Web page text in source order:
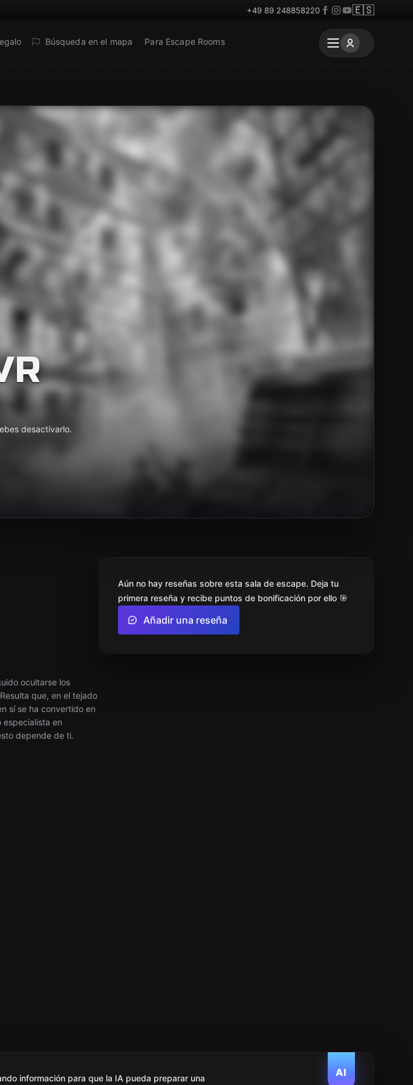
+49 89 248858220 🇪🇸
Búsqueda en el mapa Para Escape Rooms
desactivarlo.
ocultarse los
que, en el tejado
sí se ha convertido en
en
depende de ti.
Aún no hay reseñas sobre esta sala de escape. Deja tu
primera reseña y recibe puntos de bonificación por ello 🎯
Añadir una reseña
AI
información para que la IA pueda preparar una